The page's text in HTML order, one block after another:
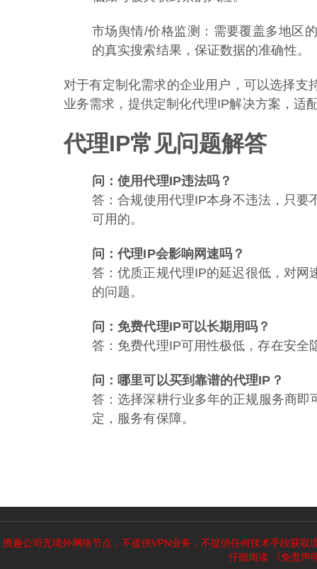
市场舆情/价格监测：需要覆盖多地区
的真实搜索结果，保证数据的准确性。
对于有定制化需求的企业用户，可以选择支
业务需求，提供定制化代理IP解决方案，适
代理IP常见问题解答
问：使用代理IP违法吗？
答：合规使用代理IP本身不违法，只
可用的。
问：代理IP会影响网速吗？
答：优质正规代理IP的延迟很低，对网
的问题。
问：免费代理IP可以长期用吗？
答：免费代理IP可用性极低，存在安全
问：哪里可以买到靠谱的代理IP？
答：选择深耕行业多年的正规服务商
定，服务有保障。
携趣公司无境外网络节点，不提供VPN业务，不提供任何技术手段获
仔细阅读
《免责声